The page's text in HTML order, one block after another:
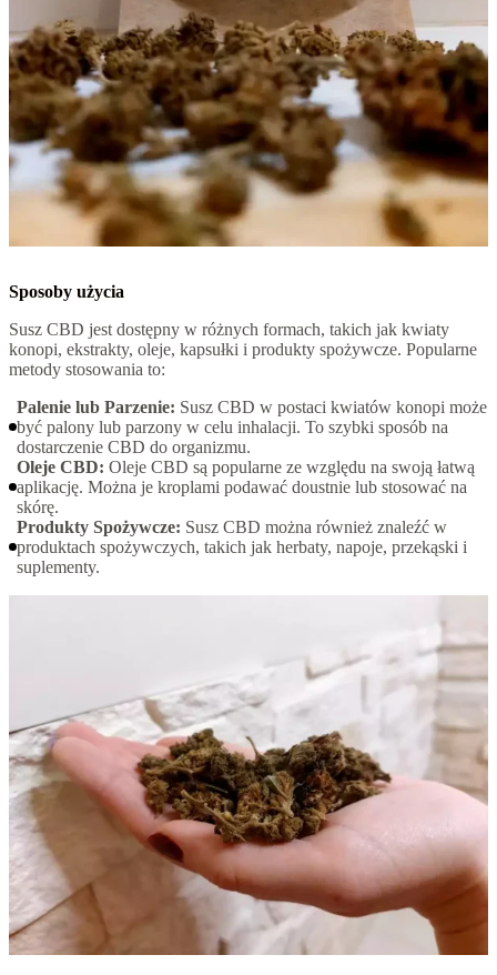
Sposoby użycia
Susz CBD jest dostępny w różnych formach, takich jak kwiaty
konopi, ekstrakty, oleje, kapsułki i produkty spożywcze. Popularne
metody stosowania to:
Palenie lub Parzenie: Susz CBD w postaci kwiatów konopi może
być palony lub parzony w celu inhalacji. To szybki sposób na
dostarczenie CBD do organizmu.
Oleje CBD: Oleje CBD są popularne ze względu na swoją łatwą
aplikację. Można je kroplami podawać doustnie lub stosować na
skórę.
Produkty Spożywcze: Susz CBD można również znaleźć w
produktach spożywczych, takich jak herbaty, napoje, przekąski i
suplementy.